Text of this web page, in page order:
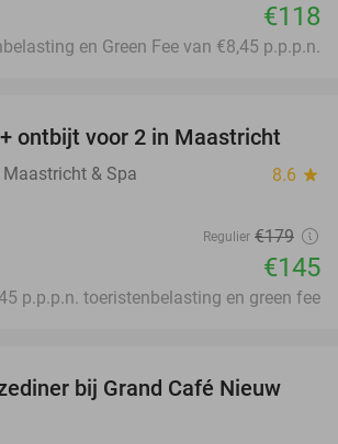
€118
en Green Fee van €8,45 p.p.p.n.
19%
ontbijt voor 2 in Maastricht
& Spa 8.6 star
Regulier €179
€145
p.p.p.n. toeristenbelasting en green fee
41%
bij Grand Café Nieuw